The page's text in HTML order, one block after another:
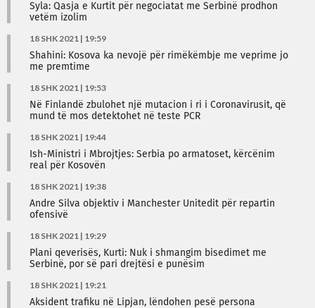
Syla: Qasja e Kurtit për negociatat me Serbinë prodhon
vetëm izolim
18 SHK 2021 | 19:59
Shahini: Kosova ka nevojë për rimëkëmbje me veprime jo
me premtime
18 SHK 2021 | 19:53
Në Finlandë zbulohet një mutacion i ri i Coronavirusit, që
mund të mos detektohet në teste PCR
18 SHK 2021 | 19:44
Ish-Ministri i Mbrojtjes: Serbia po armatoset, kërcënim
real për Kosovën
18 SHK 2021 | 19:38
Andre Silva objektiv i Manchester Unitedit për repartin
ofensivë
18 SHK 2021 | 19:29
Plani qeverisës, Kurti: Nuk i shmangim bisedimet me
Serbinë, por së pari drejtësi e punësim
18 SHK 2021 | 19:21
Aksident trafiku në Lipjan, lëndohen pesë persona